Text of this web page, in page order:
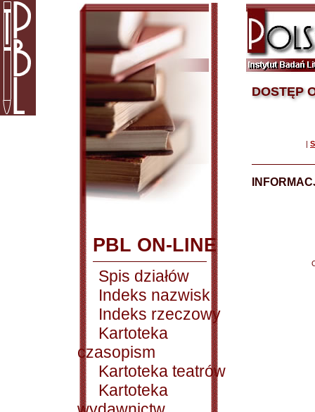
PBL ON-LINE
Spis działów
Indeks nazwisk
Indeks rzeczowy
Kartoteka
czasopism
Kartoteka teatrów
Kartoteka
DOSTĘP
|